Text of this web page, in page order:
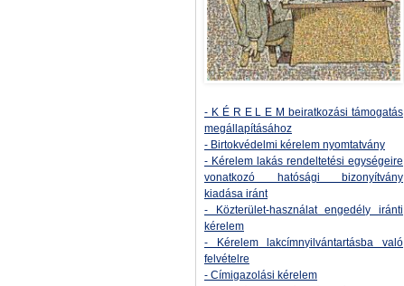
- K É R E L E M beiratkozási támogatás
megállapításához
- Birtokvédelmi kérelem nyomtatvány
- Kérelem lakás rendeltetési egységeire
vonatkozó hatósági bizonyítvány
kiadása iránt
- Közterület-használat engedély iránti
kérelem
- Kérelem lakcímnyilvántartásba való
felvételre
- Címigazolási kérelem